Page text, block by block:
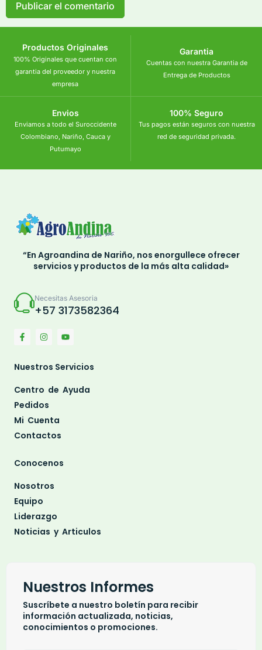
Productos Originales
100% Originales que cuentan con
garantia del proveedor y nuestra
empresa
Garantia
Cuentas con nuestra Garantia de
Entrega de Productos
Envios
Enviamos a todo el Suroccidente
Colombiano, Nariño, Cauca y
Putumayo
100% Seguro
Tus pagos están seguros con nuestra
red de seguridad privada.
“En Agroandina de Nariño, nos enorgullece ofrecer
servicios y productos de la más alta calidad»
Necesitas Asesoria
+57 3173582364
Nuestros Servicios
Centro de Ayuda
Pedidos
Mi Cuenta
Contactos
Conocenos
Nosotros
Equipo
Liderazgo
Noticias y Articulos
Nuestros Informes
Suscríbete a nuestro boletín para recibir
información actualizada, noticias,
conocimientos o promociones.